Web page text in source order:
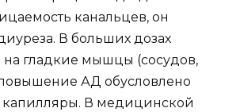
канальцев, он
В больших дозах
гладкие мышцы (сосудов,
АД обусловлено
В медицинской